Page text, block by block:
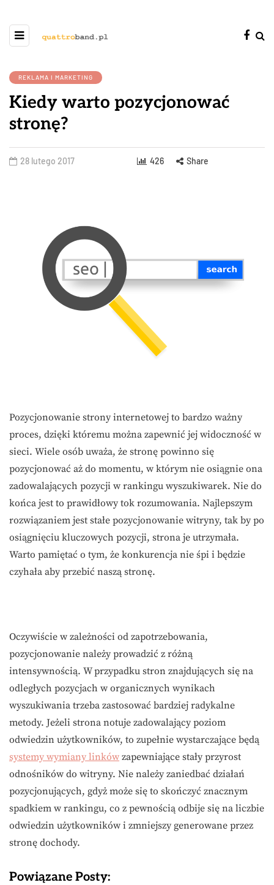
REKLAMA I MARKETING
Kiedy warto pozycjonować
stronę?
28 lutego 2017 426 Share
Pozycjonowanie strony internetowej to bardzo ważny
proces, dzięki któremu można zapewnić jej widoczność w
sieci. Wiele osób uważa, że stronę powinno się
pozycjonować aż do momentu, w którym nie osiągnie ona
zadowalających pozycji w rankingu wyszukiwarek. Nie do
końca jest to prawidłowy tok rozumowania. Najlepszym
rozwiązaniem jest stałe pozycjonowanie witryny, tak by po
osiągnięciu kluczowych pozycji, strona je utrzymała.
Warto pamiętać o tym, że konkurencja nie śpi i będzie
czyhała aby przebić naszą stronę.
Oczywiście w zależności od zapotrzebowania,
pozycjonowanie należy prowadzić z różną
intensywnością. W przypadku stron znajdujących się na
odległych pozycjach w organicznych wynikach
wyszukiwania trzeba zastosować bardziej radykalne
metody. Jeżeli strona notuje zadowalający poziom
odwiedzin użytkowników, to zupełnie wystarczające będą
systemy wymiany linków zapewniające stały przyrost
odnośników do witryny. Nie należy zaniedbać działań
pozycjonujących, gdyż może się to skończyć znacznym
spadkiem w rankingu, co z pewnością odbije się na liczbie
odwiedzin użytkowników i zmniejszy generowane przez
stronę dochody.
Powiązane Posty: